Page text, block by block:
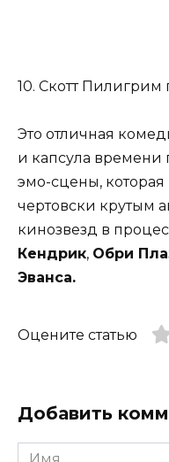
10. Скотт Пилигрим
Это отличная
и капсула времени
эмо-сцены, которая
чертовски крутым
кинозвезд в
Кендрик, Обри
Эванса.
Оцените статью
Добавить
Имя